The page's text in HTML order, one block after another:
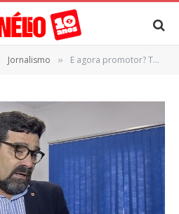
Jornalismo » E agora promotor? TRE mantém veto à candidatura de Harfouche que vai ter que subir ao TSE